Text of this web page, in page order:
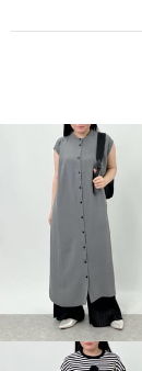
ベアパウ はっ水牛
ートン調厚底ブー
パーショーティ”
キャメル ２５．０ｃｍ